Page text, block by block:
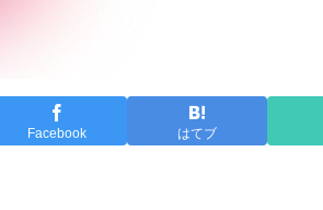
Facebook はてブ